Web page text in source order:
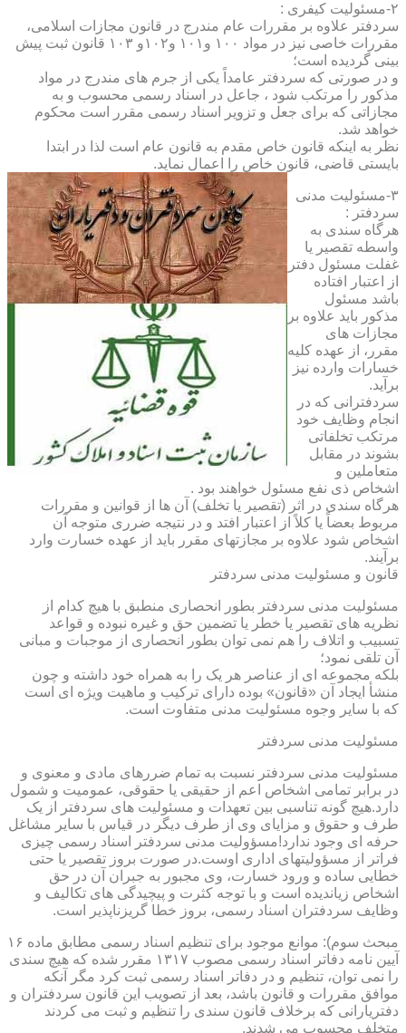
۲-مسئولیت کیفری :
سردفتر علاوه بر مقررات عام مندرج در قانون مجازات اسلامی،
مقررات خاصی نیز در مواد ۱۰۰ و۱۰۱ و۱۰۲و ۱۰۳ قانون ثبت پیش
بینی گردیده است؛
و در صورتی که سردفتر عامداً یکی از جرم های مندرج در مواد
مذکور را مرتکب شود ، جاعل در اسناد رسمی محسوب و به
مجازاتی که برای جعل و تزویر اسناد رسمی مقرر است محکوم
خواهد شد.
نظر به اینکه قانون خاص مقدم به قانون عام است لذا در ابتدا
بایستی قاضی، قانون خاص را اعمال نماید.
۳-مسئولیت مدنی
سردفتر :
هرگاه سندی به
واسطه تقصیر یا
غفلت مسئول دفتر
از اعتبار افتاده
باشد مسئول
مذکور باید علاوه بر
مجازات های
مقرر، از عهده کلیه
خسارات وارده نیز
برآید.
سردفترانی که در
انجام وظایف خود
مرتکب تخلفاتی
بشوند در مقابل
متعاملین و
اشخاص ذی نفع مسئول خواهند بود .
هرگاه سندی در اثر (تقصیر یا تخلف) آن ها از قوانین و مقررات
مربوط بعضاً یا کلاً از اعتبار افتد و در نتیجه ضرری متوجه آن
اشخاص شود علاوه بر مجازتهای مقرر باید از عهده خسارت وارد
برآیند.
قانون و مسئولیت مدنی سردفتر
مسئولیت مدنی سردفتر بطور انحصاری منطبق با هیچ کدام از
نظریه های تقصیر یا خطر یا تضمین حق و غیره نبوده و قواعد
تسبیب و اتلاف را هم نمی توان بطور انحصاری از موجبات و مبانی
آن تلقی نمود؛
بلکه مجموعه ای از عناصر هر یک را به همراه خود داشته و چون
منشأ ایجاد آن «قانون» بوده دارای ترکیب و ماهیت ویژه ای است
که با سایر وجوه مسئولیت مدنی متفاوت است.
مسئولیت مدنی سردفتر
مسئولیت مدنی سردفتر نسبت به تمام ضررهای مادی و معنوی و
در برابر تمامی اشخاص اعم از حقیقی یا حقوقی، عمومیت و شمول
دارد.هیچ گونه تناسبی بین تعهدات و مسئولیت های سردفتر از یک
طرف و حقوق و مزایای وی از طرف دیگر در قیاس با سایر مشاغل
حرفه ای وجود ندارد!مسؤولیت مدنی سردفتر اسناد رسمی چیزی
فراتر از مسؤولیتهای اداری اوست.در صورت بروز تقصیر یا حتی
خطایی ساده و ورود خسارت، وی مجبور به جبران آن در حق
اشخاص زیاندیده است و با توجه کثرت و پیچیدگی های تکالیف و
وظایف سردفتران اسناد رسمی، بروز خطا گریزناپذیر است.
مبحث سوم): موانع موجود برای تنظیم اسناد رسمی مطابق ماده ۱۶
آیین نامه دفاتر اسناد رسمی مصوب ۱۳۱۷ مقرر شده که هیچ سندی
را نمی توان، تنظیم و در دفاتر اسناد رسمی ثبت کرد مگر آنکه
موافق مقررات و قانون باشد، بعد از تصویب این قانون سردفتران و
دفتریارانی که برخلاف قانون سندی را تنظیم و ثبت می کردند
متخلف محسوب می شدند.